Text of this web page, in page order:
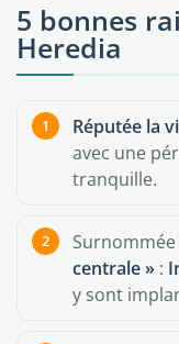
5 bonnes
Heredia
Réputée la
avec une
tranquille.
Surnommée
centrale » :
y sont